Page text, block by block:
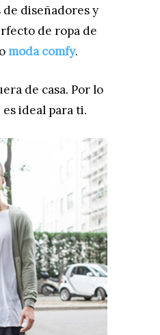
diseñadores y
de ropa de
moda comfy.
de casa. Por lo
ideal para ti.